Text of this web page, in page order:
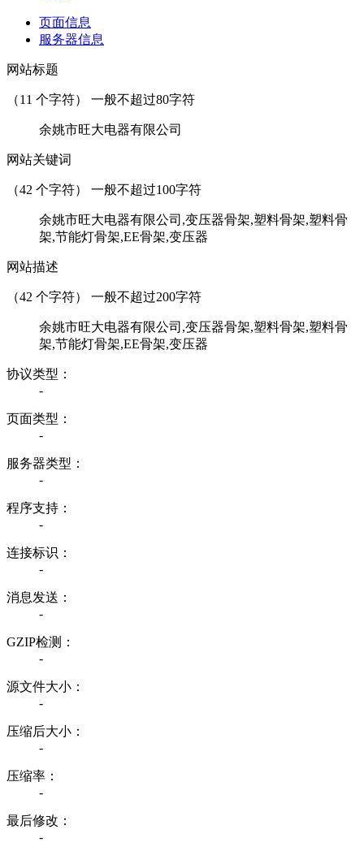
页面信息
服务器信息
网站标题
（11 个字符） 一般不超过80字符
余姚市旺大电器有限公司
网站关键词
（42 个字符） 一般不超过100字符
余姚市旺大电器有限公司,变压器骨架,塑料骨架,塑料骨
架,节能灯骨架,EE骨架,变压器
网站描述
（42 个字符） 一般不超过200字符
余姚市旺大电器有限公司,变压器骨架,塑料骨架,塑料骨
架,节能灯骨架,EE骨架,变压器
协议类型：
-
页面类型：
-
服务器类型：
-
程序支持：
-
连接标识：
-
消息发送：
-
GZIP检测：
-
源文件大小：
-
压缩后大小：
-
压缩率：
-
最后修改：
-